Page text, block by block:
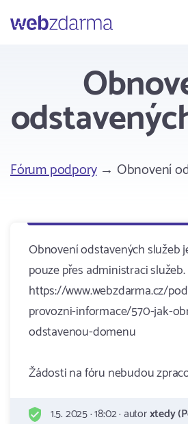
Webzdarma
Fórum podpory→ Obnovení
Obnovení odstavených služeb
pouze přes administraci
https://www.webzdarma.cz/
provozni-informace/570-jak-
odstavenou-domenu
Žádosti na fóru nebudou
1.5. 2025 · 18:02 · autorxtedy